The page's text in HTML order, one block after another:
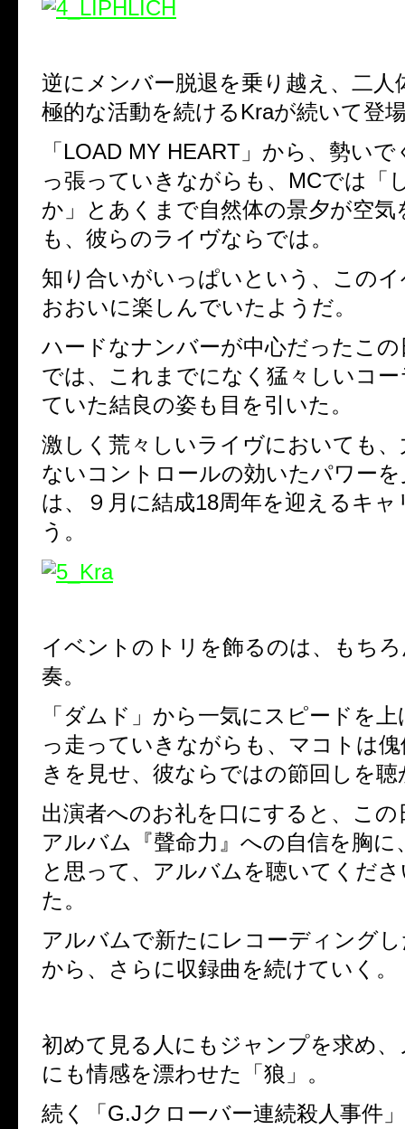
逆にメンバー脱退を乗り越え、二人
極的な活動を続けるKraが続いて登
「LOAD MY HEART」から、勢い
っ張っていきながらも、MCでは「
か」とあくまで自然体の景夕が空気
も、彼らのライヴならでは。
知り合いがいっぱいという、この
おおいに楽しんでいたようだ。
ハードなナンバーが中心だったこ
では、これまでになく猛々しいコ
ていた結良の姿も目を引いた。
激しく荒々しいライヴにおいても
ないコントロールの効いたパワー
は、９月に結成18周年を迎えるキ
う。
イベントのトリを飾るのは、もち
奏。
「ダムド」から一気にスピードを
っ走っていきながらも、マコトは
きを見せ、彼ならではの節回しを聴
出演者へのお礼を口にすると、この
アルバム『聲命力』への自信を胸に
と思って、アルバムを聴いてくだ
た。
アルバムで新たにレコーディング
から、さらに収録曲を続けていく。
初めて見る人にもジャンプを求め
にも情感を漂わせた「狼」。
続く「G.Jクローバー連続殺人事件